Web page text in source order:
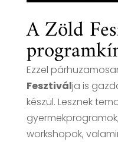
A Zöld
Ezzel
Fesztiválja is
készül. Lesznek
workshopok,